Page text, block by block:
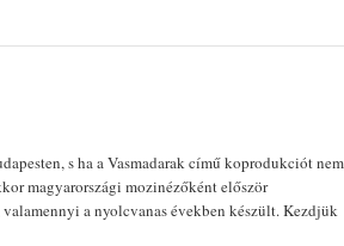
s ha a Vas­madarak című koprodukciót nem
magyarországi mozinézőként először
a nyolcvanas években készült. Kezdjük